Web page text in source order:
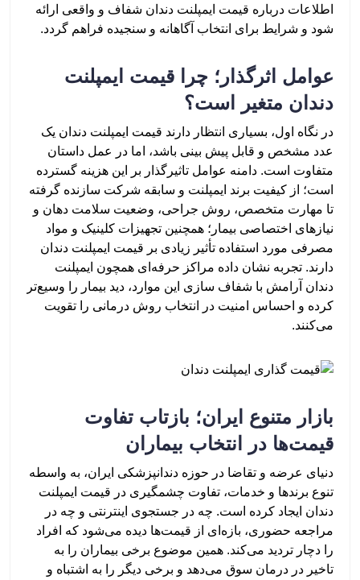
اطلاعات درباره قیمت ایمپلنت دندان شفاف و واقعی ارائه
شود و شرایط برای انتخاب آگاهانه و سنجیده فراهم گردد.
عوامل اثرگذار؛ چرا قیمت ایمپلنت
دندان متغیر است؟
در نگاه اول، بسیاری انتظار دارند قیمت ایمپلنت دندان یک
عدد مشخص و قابل پیش بینی باشد، اما در عمل داستان
متفاوت است. دامنه عوامل تاثیرگذار بر این هزینه گسترده
است؛ از کیفیت برند ایمپلنت و سابقه شرکت سازنده گرفته
تا مهارت متخصص، روش جراحی، وضعیت سلامت دهان و
نیازهای اختصاصی بیمار؛ همچنین تجهیزات کلینیک و مواد
مصرفی مورد استفاده تأثیر زیادی بر قیمت ایمپلنت دندان
دارند. تجربه نشان داده مراکز حرفه‌ای همچون ایمپلنت
دندان آرامش با شفاف سازی این موارد، دید بیمار را وسیع‌تر
کرده و احساس امنیت در انتخاب روش درمانی را تقویت
می‌کنند.
بازار متنوع ایران؛ بازتاب تفاوت
قیمت‌ها در انتخاب بیماران
دنیای عرضه و تقاضا در حوزه دندانپزشکی ایران، به واسطه
تنوع برندها و خدمات، تفاوت چشمگیری در قیمت ایمپلنت
دندان ایجاد کرده است. چه در جستجوی اینترنتی و چه در
مراجعه حضوری، بازه‌ای از قیمت‌ها دیده می‌شود که افراد
را دچار تردید می‌کند. همین موضوع برخی بیماران را به
تاخیر در درمان سوق می‌دهد و برخی دیگر را به اشتباه و